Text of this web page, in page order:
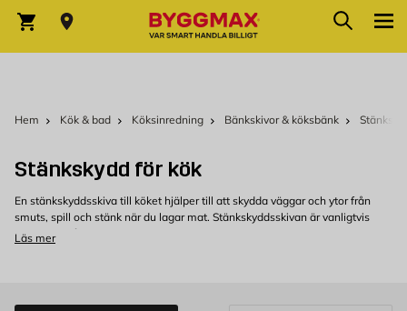
Varukorg Sök
Hem Kök & bad Köksinredning Bänkskivor & köksbänk
Stänkskydd för kök
En stänkskyddsskiva till köket hjälper till att skydda väggar och ytor från
smuts, spill och stänk när du lagar mat. Stänkskyddsskivan är vanligtvis
monterad på väggen bakom spis,
Köp stänkskyddsskiva hos Byggmax
Läs mer